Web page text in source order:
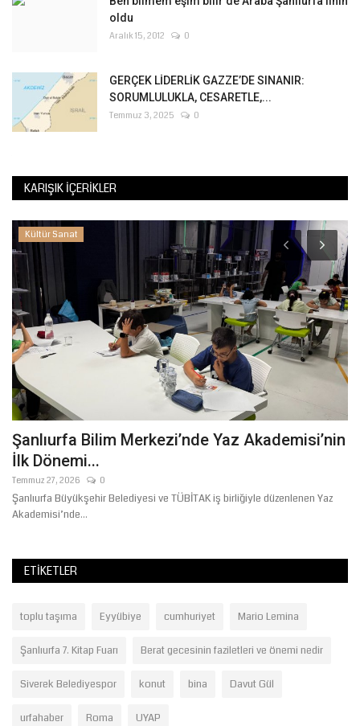
oldu
Aralık 15, 2012 0
GERÇEK LİDERLİK GAZZE’DE SINANIR:
SORUMLULUKLA, CESARETLE,...
Temmuz 3, 2025 0
KARIŞIK İÇERIKLER
Kültür Sanat
Şanlıurfa Bilim Merkezi’nde Yaz Akademisi’nin
İlk Dönemi...
Temmuz 27, 2026 0
Şanlıurfa Büyükşehir Belediyesi ve TÜBİTAK iş birliğiyle düzenlenen Yaz
Akademisi’nde...
ETIKETLER
toplu taşıma Eyyübiye cumhuriyet Mario Lemina
Şanlıurfa 7. Kitap Fuarı Berat gecesinin faziletleri ve önemi nedir
Siverek Belediyespor konut bina Davut Gül
urfahaber Roma UYAP